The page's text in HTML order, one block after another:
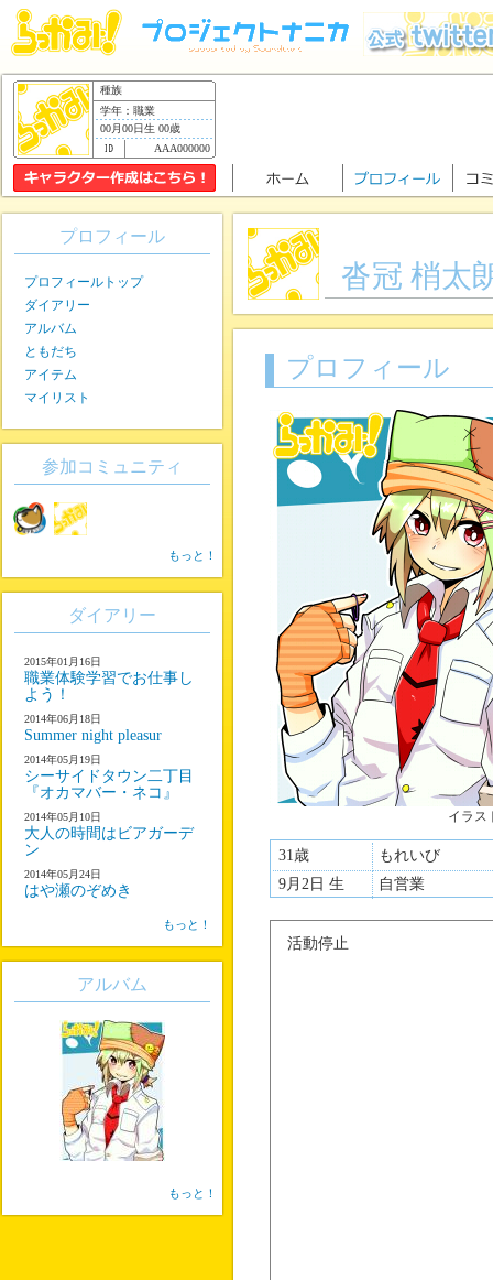
種族
学年：職業
00月00日生 00歳
AAA000000
沓冠 梢太
プロフィール
イラス
31歳
もれいび
9月2日 生
自営業
活動停止
プロフィール
プロフィールトップ
ダイアリー
アルバム
ともだち
アイテム
マイリスト
参加コミュニティ
もっと！
ダイアリー
2015年01月16日
職業体験学習でお仕事し
よう！
2014年06月18日
Summer night pleasur
2014年05月19日
シーサイドタウン二丁目
『オカマバー・ネコ』
2014年05月10日
大人の時間はビアガーデ
ン
2014年05月24日
はや瀬のぞめき
もっと！
アルバム
もっと！